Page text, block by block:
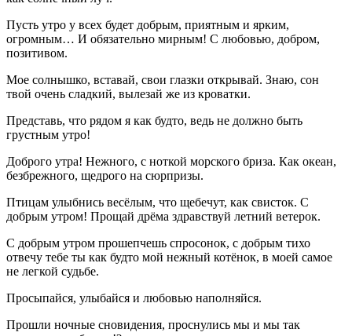
Пусть утро у всех будет добрым, приятным и ярким,
огромным… И обязательно мирным! С любовью, добром,
позитивом.
Мое солнышко, вставай, свои глазки открывай. Знаю, сон
твой очень сладкий, вылезай же из кроватки.
Представь, что рядом я как будто, ведь не должно быть
грустным утро!
Доброго утра! Нежного, с ноткой морского бриза. Как океан,
безбрежного, щедрого на сюрпризы.
Птицам улыбнись весёлым, что щебечут, как свисток. С
добрым утром! Прощай дрёма здравствуй летний ветерок.
С добрым утром прошепчешь спросонок, с добрым тихо
отвечу тебе ты как будто мой нежный котёнок, в моей самое
не легкой судьбе.
Просыпайся, улыбайся и любовью наполняйся.
Прошли ночные сновидения, проснулись мы и мы так